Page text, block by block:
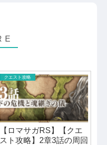
クエスト攻略
【ロマサガRS】【クエ
スト攻略】2章3話の周回